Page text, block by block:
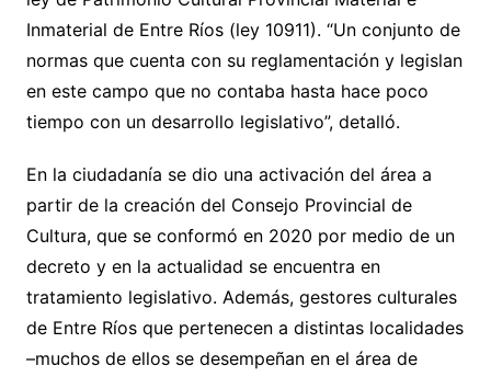
Inmaterial de Entre Ríos (ley 10911). “Un conjunto de
normas que cuenta con su reglamentación y legislan
en este campo que no contaba hasta hace poco
tiempo con un desarrollo legislativo”, detalló.
En la ciudadanía se dio una activación del área a
partir de la creación del Consejo Provincial de
Cultura, que se conformó en 2020 por medio de un
decreto y en la actualidad se encuentra en
tratamiento legislativo. Además, gestores culturales
de Entre Ríos que pertenecen a distintas localidades
–muchos de ellos se desempeñan en el área de